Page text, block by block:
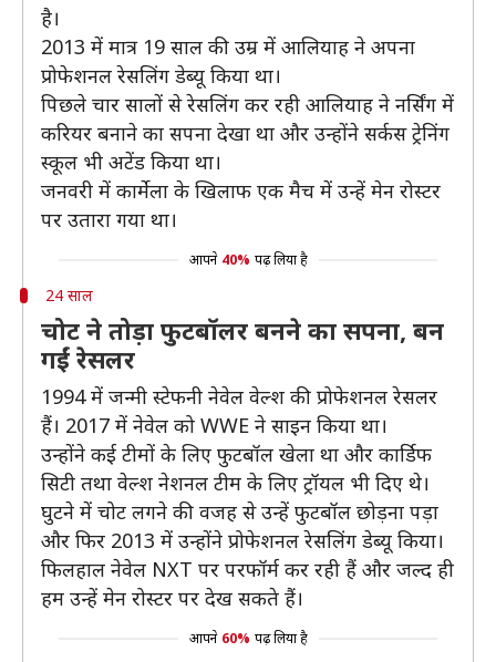
है।
2013 में मात्र 19 साल की उम्र में आलियाह ने अपना
प्रोफेशनल रेसलिंग डेब्यू किया था।
पिछले चार सालों से रेसलिंग कर रही आलियाह ने नर्सिंग में
करियर बनाने का सपना देखा था और उन्होंने सर्कस ट्रेनिंग
स्कूल भी अटेंड किया था।
जनवरी में कार्मेला के खिलाफ एक मैच में उन्हें मेन रोस्टर
पर उतारा गया था।
आपने 40% पढ़ लिया है
24 साल
चोट ने तोड़ा फुटबॉलर बनने का सपना, बन
गईं रेसलर
1994 में जन्मी स्टेफनी नेवेल वेल्श की प्रोफेशनल रेसलर
हैं। 2017 में नेवेल को WWE ने साइन किया था।
उन्होंने कई टीमों के लिए फुटबॉल खेला था और कार्डिफ
सिटी तथा वेल्श नेशनल टीम के लिए ट्रॉयल भी दिए थे।
घुटने में चोट लगने की वजह से उन्हें फुटबॉल छोड़ना पड़ा
और फिर 2013 में उन्होंने प्रोफेशनल रेसलिंग डेब्यू किया।
फिलहाल नेवेल NXT पर परफॉर्म कर रही हैं और जल्द ही
हम उन्हें मेन रोस्टर पर देख सकते हैं।
आपने 60% पढ़ लिया है